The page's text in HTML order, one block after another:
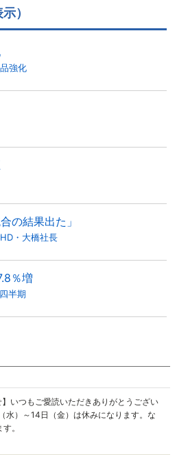
）
強化
の結果出た」
・大橋社長
％増
半期
】いつもご愛読いただきありがとうござい
水）～14日（金）は休みになります。な
。